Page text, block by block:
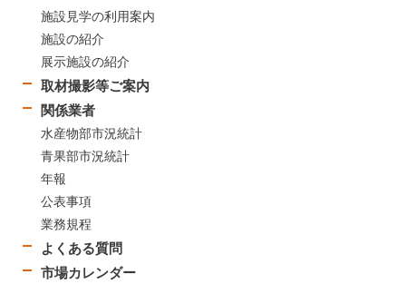
施設見学の利用案内
施設の紹介
展示施設の紹介
取材撮影等ご案内
関係業者
水産物部市況統計
青果部市況統計
年報
公表事項
業務規程
よくある質問
市場カレンダー